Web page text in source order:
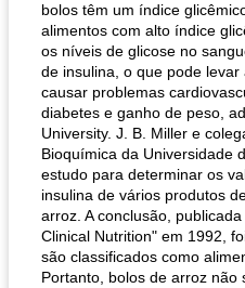
bolos têm um índice
alimentos com alto índice
os níveis de glicose no
de insulina, o que pode
causar problemas
diabetes e ganho de peso,
University. J. B. Miller e
Bioquímica da Universidade
estudo para determinar os
insulina de vários produtos
arroz. A conclusão,
Clinical Nutrition" em 1992,
são classificados como
Portanto, bolos de arroz não